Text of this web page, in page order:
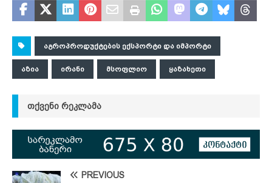
ᲐᲒᲠᲝᲞᲠᲝᲓᲣᲥᲢᲔᲑᲘᲡ ᲔᲥᲡᲞᲝᲠᲢᲘ ᲓᲐ ᲘᲛᲞᲝᲠᲢᲘ
ᲐᲖᲘᲐ ᲘᲠᲐᲜᲘ ᲛᲡᲝᲤᲚᲘᲝ ᲧᲐᲖᲐᲮᲔᲗᲘ
ᲗᲥᲕᲔᲜᲘ ᲠᲔᲙᲚᲐᲛᲐ
PREVIOUS